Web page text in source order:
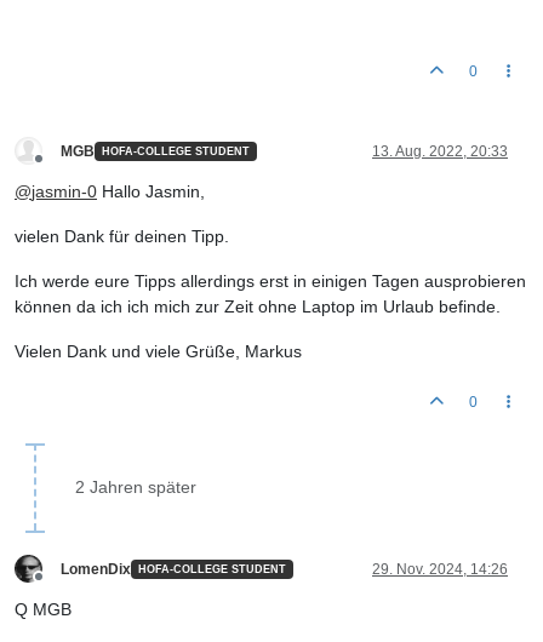
0
MGB HOFA-COLLEGE STUDENT 13. Aug. 2022, 20:33
@jasmin-0 Hallo Jasmin,
vielen Dank für deinen Tipp.
Ich werde eure Tipps allerdings erst in einigen Tagen ausprobieren
können da ich ich mich zur Zeit ohne Laptop im Urlaub befinde.
Vielen Dank und viele Grüße, Markus
0
2 Jahren später
LomenDix HOFA-COLLEGE STUDENT 29. Nov. 2024, 14:26
Q MGB